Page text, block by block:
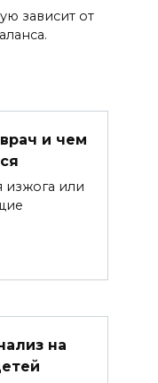
зависит от
и чем
изжога или
на